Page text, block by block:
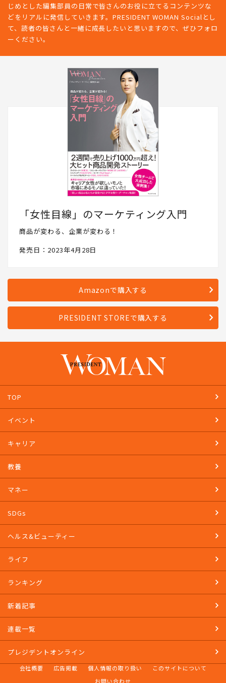
じめとした編集部員の日常で皆さんのお役に立てるコンテンツな
どをリアルに発信していきます。PRESIDENT WOMAN Socialとし
て、読者の皆さんと一緒に成長したいと思いますので、ぜひフォロ
ーください。
「女性目線」のマーケティング入門
商品が変わる、企業が変わる！
発売日：2023年4月28日
Amazonで購入する
PRESIDENT STOREで購入する
TOP
イベント
キャリア
教養
マネー
SDGs
ヘルス&ビューティー
ライフ
ランキング
新着記事
連載一覧
プレジデントオンライン
会社概要 広告掲載 個人情報の取り扱い
このサイトについて
お問い合わせ